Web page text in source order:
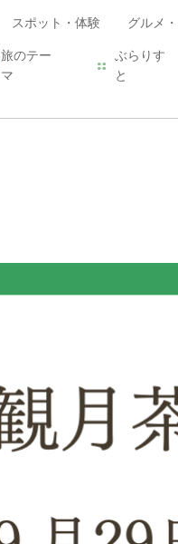
スポット・体験 グルメ
旅のテー
マ
ぶらりす
と